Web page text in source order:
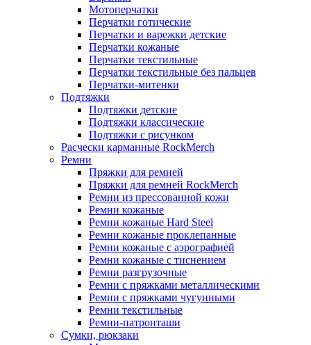
Мотоперчатки
Перчатки готические
Перчатки и варежки детские
Перчатки кожаные
Перчатки текстильные
Перчатки текстильные без пальцев
Перчатки-митенки
Подтяжки
Подтяжки детские
Подтяжки классические
Подтяжки с рисунком
Расчески карманные RockMerch
Ремни
Пряжки для ремней
Пряжки для ремней RockMerch
Ремни из прессованной кожи
Ремни кожаные
Ремни кожаные Hard Steel
Ремни кожаные проклепанные
Ремни кожаные с аэрографией
Ремни кожаные с тиснением
Ремни разгрузочные
Ремни с пряжками металлическими
Ремни с пряжками чугунными
Ремни текстильные
Ремни-патронташи
Сумки, рюкзаки